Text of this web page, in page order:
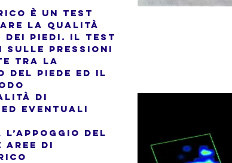
è un test
la qualità
dei piedi. Il test
sulle pressioni
tra la
del piede ed il
di
eventuali
l’appoggio del
aree di